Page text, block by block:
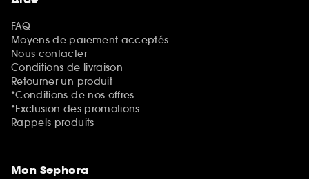
FAQ
Moyens de paiement acceptés
Nous contacter
Conditions de livraison
Retourner un produit
*Conditions de nos offres
*Exclusion des promotions
Rappels produits
Mon Sephora